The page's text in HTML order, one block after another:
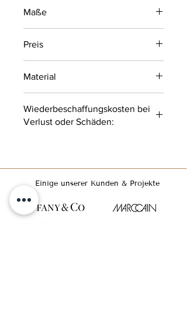
Maße
Preis
Material
Wiederbeschaffungskosten bei
Verlust oder Schäden:
Einige unserer Kunden & Projekte